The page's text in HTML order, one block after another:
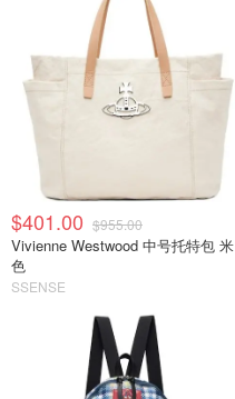
$401.00 $955.00
Vivienne Westwood 中号托特包 米
色
SSENSE